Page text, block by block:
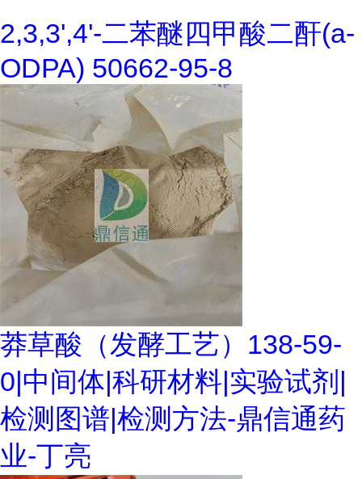
2,3,3',4'-二苯醚四甲酸二酐(a-
ODPA) 50662-95-8
莽草酸（发酵工艺）138-59-
0|中间体|科研材料|实验试剂|
检测图谱|检测方法-鼎信通药
业-丁亮